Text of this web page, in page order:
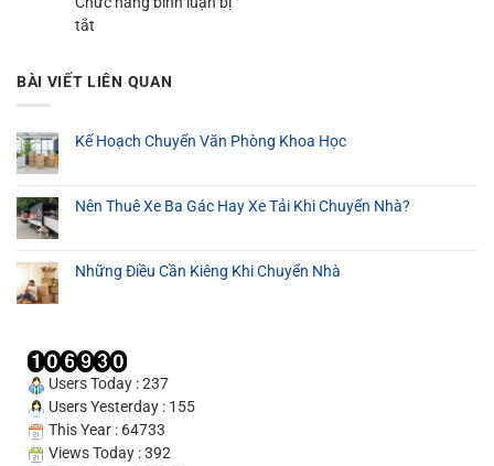
100K
Cần
Phục
Xếp
Tại
tắt
Vụ
Bốc
Thuê
Thơ
Kết
100%
BÀI VIẾT LIÊN QUAN
Kế Hoạch Chuyển Văn Phòng Khoa Học
Nên Thuê Xe Ba Gác Hay Xe Tải Khi Chuyển Nhà?
Những Điều Cần Kiêng Khi Chuyển Nhà
Users Today : 237
Users Yesterday : 155
This Year : 64733
Views Today : 392